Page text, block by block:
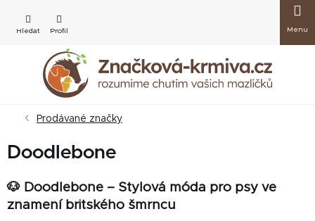
obsah
košík
Prodávané značky
Doodlebone
🐶 Doodlebone – Stylová móda pro psy ve
znamení britského šmrncu